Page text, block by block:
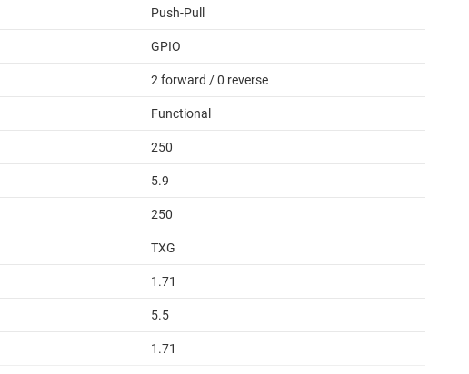
Push-Pull
GPIO
2 forward / 0 reverse
Functional
250
5.9
250
TXG
1.71
5.5
1.71